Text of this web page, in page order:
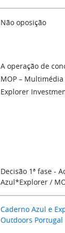
Não oposição
A operação de
MOP –
Explorer
Decisão 1ª fase -
Azul*Explorer /
Caderno Azul e
Outdoors Portugal